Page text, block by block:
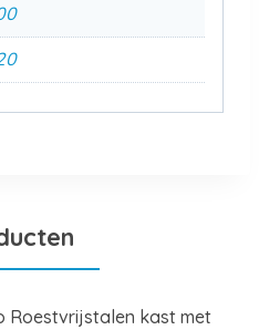
Roestvrijstalen kast met